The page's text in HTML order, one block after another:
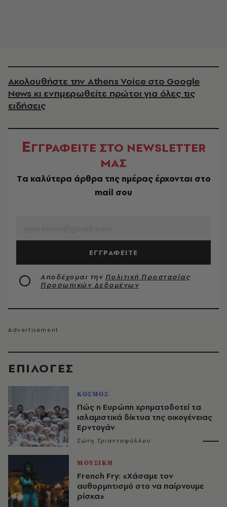
EΠΙΛΟΓΈΣ
ΚΟΣΜΟΣ
Πώς η Ευρώπη χρηματοδοτεί τα
ισλαμιστικά δίκτυα της οικογένειας
Ερντογάν
Σώτη Τριανταφύλλου
ΜΟΥΣΙΚΗ
French Fry: «Χάσαμε τον
αυθορμητισμό στο να παίρνουμε
ρίσκα»
Ακολουθήστε την Athens Voice στο Google
News κι ενημερωθείτε πρώτοι για όλες τις
ειδήσεις
ΕΓΓΡΑΦΕΙΤΕ ΣΤΟ NEWSLETTER
ΜΑΣ
Tα καλύτερα άρθρα της ημέρας έρχονται στο
mail σου
ΕΓΓΡΑΦΕΙΤΕ
Αποδέχομαι την Πολιτική Προστασίας
Προσωπικών Δεδομένων